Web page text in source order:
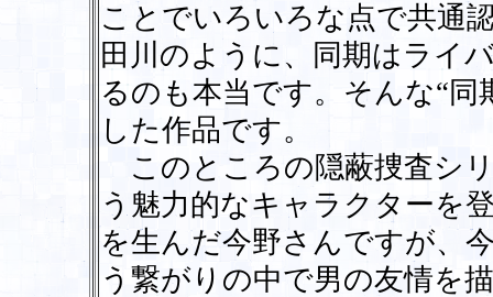
ことでいろいろな点で共通
田川のように、同期はライ
るのも本当です。そんな“
した作品です。
このところの隠蔽捜査シ
う魅力的なキャラクターを
を生んだ今野さんですが、
う繋がりの中で男の友情を